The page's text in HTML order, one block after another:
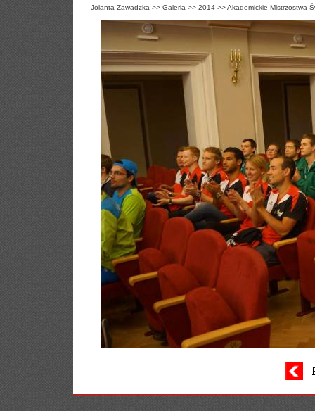
Jolanta Zawadzka >> Galeria >> 2014 >>Akademickie Mistrzostwa